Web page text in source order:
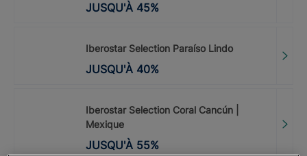
JUSQU'À 45%
Iberostar Selection Paraíso Lindo
JUSQU'À 40%
Iberostar Selection Coral Cancún |
Mexique
JUSQU'À 55%